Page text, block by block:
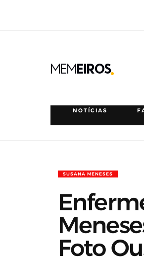
NOTÍCIAS
SUSANA MENESES
Foto